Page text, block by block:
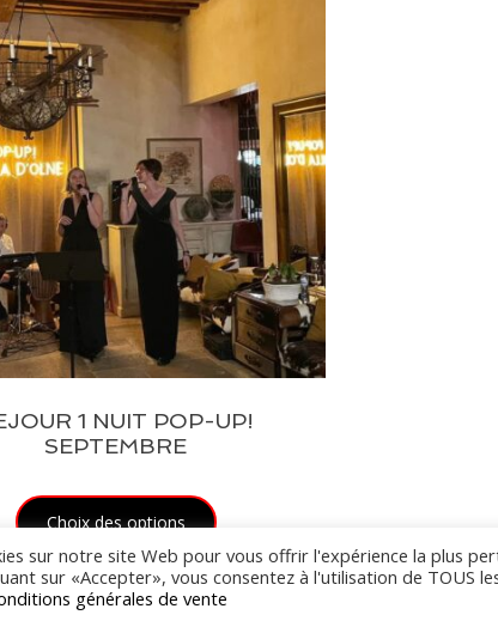
1 NUIT POP-UP!
SEPTEMBRE
Choix des options
sur notre site Web pour vous offrir l'expérience la plus
sur «Accepter», vous consentez à l'utilisation de TOUS
générales de vente